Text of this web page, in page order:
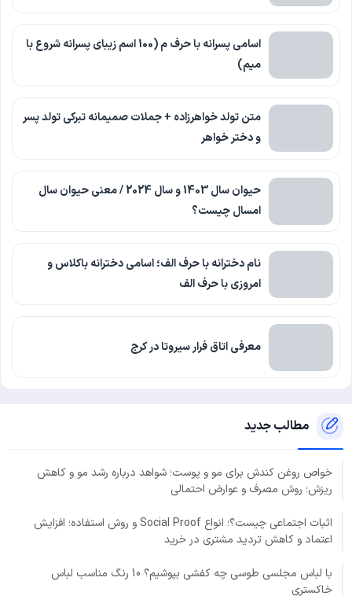
اسامی پسرانه با حرف م (100 اسم زیبای پسرانه شروع با
میم)
متن تولد خواهرزاده + جملات صمیمانه تبرکی تولد پسر
و دختر خواهر
حیوان سال 1403 و سال 2024 / معنی حیوان سال
امسال چیست؟
نام دخترانه با حرف الف؛ اسامی دخترانه باکلاس و
امروزی با حرف الف
معرفی اتاق فرار سیروتا در کرج
مطالب جدید
خواص روغن کندش برای مو و پوست؛ شواهد درباره رشد مو و کاهش
ریزش؛ روش مصرف و عوارض احتمالی
اثبات اجتماعی چیست؟؛ انواع Social Proof و روش استفاده؛ افزایش
اعتماد و کاهش تردید مشتری در خرید
با لباس مجلسی طوسی چه کفشی بپوشیم؟ 10 رنگ مناسب لباس
خاکستری